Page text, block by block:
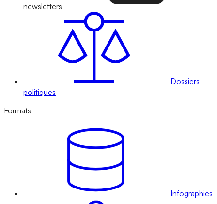
newsletters
Dossiers
politiques
Formats
Infographies